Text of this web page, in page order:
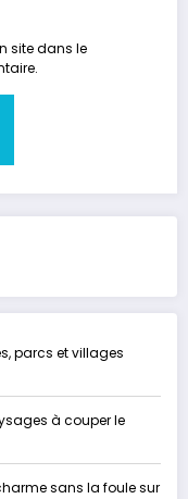
site dans le
parcs et villages
à couper le
sans la foule sur